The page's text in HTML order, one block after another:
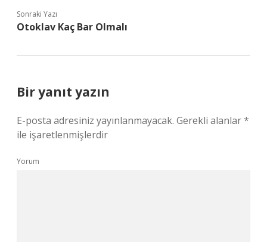
Sonraki Yazı
Otoklav Kaç Bar Olmalı
Bir yanıt yazın
E-posta adresiniz yayınlanmayacak. Gerekli alanlar*
ile işaretlenmişlerdir
Yorum